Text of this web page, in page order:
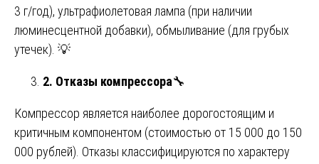
3 г/год), ультрафиолетовая лампа (при наличии
люминесцентной добавки), обмыливание (для грубых
утечек). 💡
2. Отказы компрессора🔧
Компрессор является наиболее дорогостоящим и
критичным компонентом (стоимостью от 15 000 до 150
000 рублей). Отказы классифицируются по характеру